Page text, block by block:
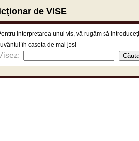
de VISE
interpretarea unui vis, vă rugăm să introduceţi
în caseta de mai jos!